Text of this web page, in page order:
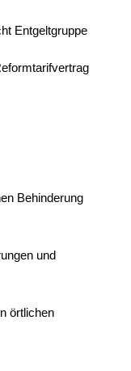
Entgeltgruppe
Behinderung
und
örtlichen